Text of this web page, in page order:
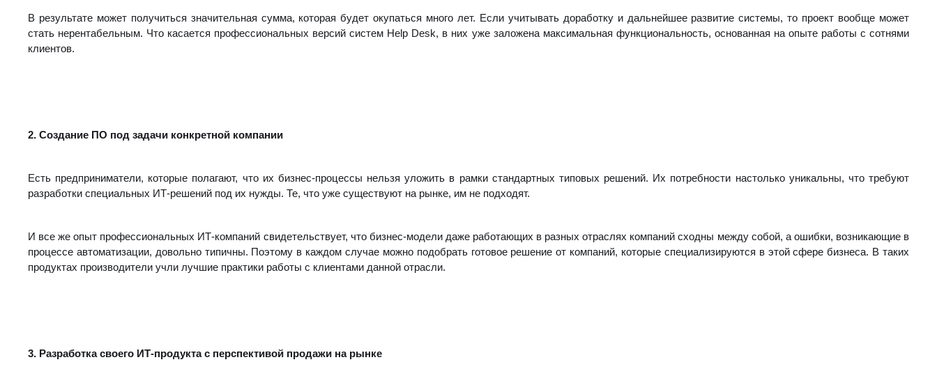
В результате может получиться значительная сумма, которая будет окупаться много лет. Если учитывать доработку и дальнейшее развитие системы, то проект вообще может
стать нерентабельным. Что касается профессиональных версий систем Help Desk, в них уже заложена максимальная функциональность, основанная на опыте работы с сотнями
клиентов.
2. Создание ПО под задачи конкретной компании
Есть предприниматели, которые полагают, что их бизнес-процессы нельзя уложить в рамки стандартных типовых решений. Их потребности настолько уникальны, что требуют
разработки специальных ИТ-решений под их нужды. Те, что уже существуют на рынке, им не подходят.
И все же опыт профессиональных ИТ-компаний свидетельствует, что бизнес-модели даже работающих в разных отраслях компаний сходны между собой, а ошибки, возникающие в
процессе автоматизации, довольно типичны. Поэтому в каждом случае можно подобрать готовое решение от компаний, которые специализируются в этой сфере бизнеса. В таких
продуктах производители учли лучшие практики работы с клиентами данной отрасли.
3. Разработка своего ИТ-продукта с перспективой продажи на рынке